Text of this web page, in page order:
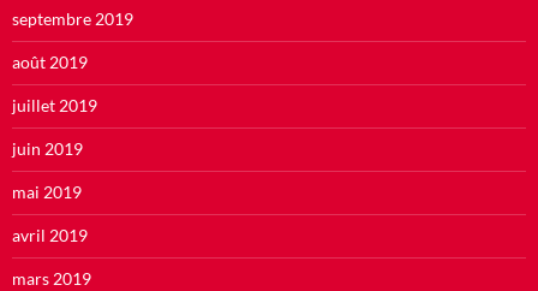
septembre 2019
août 2019
juillet 2019
juin 2019
mai 2019
avril 2019
mars 2019